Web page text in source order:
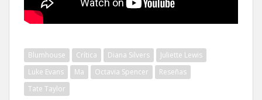
Blumhouse Crítica Diana Silvers
Juliette Lewis
Luke Evans
Ma Octavia Spencer
Reseñas
Tate Taylor